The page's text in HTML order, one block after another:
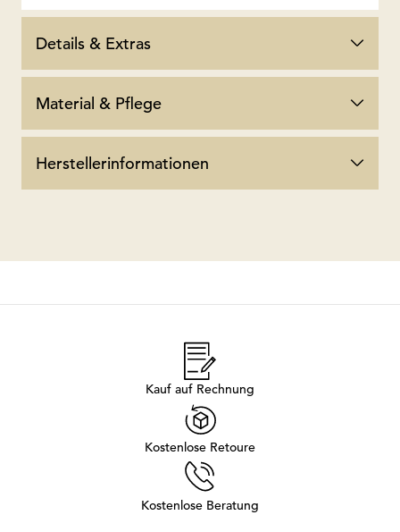
Details & Extras
Material & Pflege
Herstellerinformationen
Kauf auf Rechnung
Kostenlose Retoure
Kostenlose Beratung